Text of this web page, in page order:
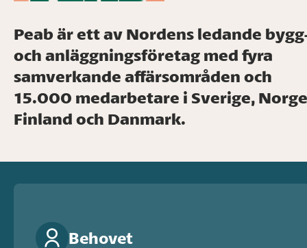
Peab är ett av Nordens ledande
och anläggningsföretag med fyra
samverkande affärsområden och
15.000 medarbetare i Sverige,
Finland och Danmark.
Behovet